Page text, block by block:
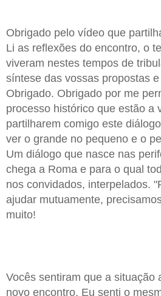
Obrigado pelo vídeo que
Li as reflexões do encontro, o
viveram nestes tempos de
síntese das vossas propostas
Obrigado. Obrigado por me
processo histórico que estão a
partilharem comigo este
ver o grande no pequeno e o
Um diálogo que nasce nas
chega a Roma e para o qual
nos convidados, interpelados.
ajudar mutuamente,
muito!
Vocês sentiram que a situação
novo encontro. Eu senti o